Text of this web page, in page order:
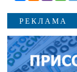
РЕКЛАМА